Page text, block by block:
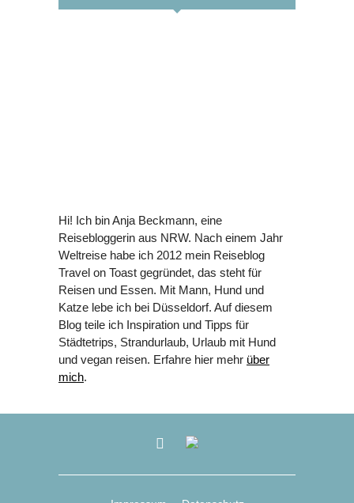
Hi! Ich bin Anja Beckmann, eine
Reisebloggerin aus NRW. Nach einem Jahr
Weltreise habe ich 2012 mein Reiseblog
Travel on Toast gegründet, das steht für
Reisen und Essen. Mit Mann, Hund und
Katze lebe ich bei Düsseldorf. Auf diesem
Blog teile ich Inspiration und Tipps für
Städtetrips, Strandurlaub, Urlaub mit Hund
und vegan reisen. Erfahre hier mehr über
mich.